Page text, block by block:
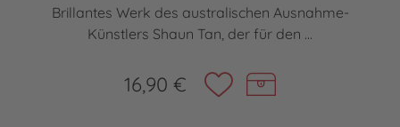
Brillantes Werk des australischen Ausnahme-
Künstlers Shaun Tan, der für den ...
16,90 €